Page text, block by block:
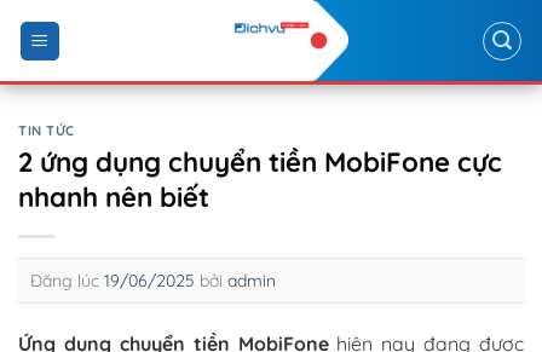
content
TIN TỨC
2 ứng dụng chuyển tiền MobiFone cực
nhanh nên biết
Đăng lúc 19/06/2025 bởi admin
Ứng dụng chuyển tiền MobiFonehiện nay đang được